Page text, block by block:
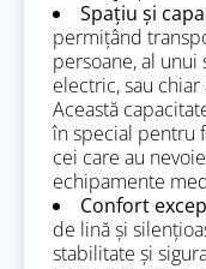
Spațiu și
permițând
persoane, al unui
electric, sau
Această
în special pentru
cei care au
echipamente
Confort
de lină și
stabilitate și